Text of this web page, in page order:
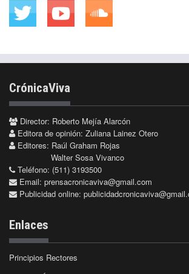
CrónicaViva
Director: Roberto Mejía Alarcón
Editora de opinión: Zuliana Lainez Otero
Editores: Raúl Graham Rojas
Walter Sosa Vivanco
Teléfono: (511) 3193500
Email: prensacronicaviva@gmail.com
Publicidad online:
Enlaces
Principios Rectores